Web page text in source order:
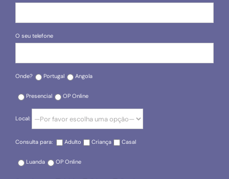
O seu telefone
Onde? Portugal Angola
Presencial OP Online
Local:
Consulta para: Adulto Criança Casal
Luanda OP Online